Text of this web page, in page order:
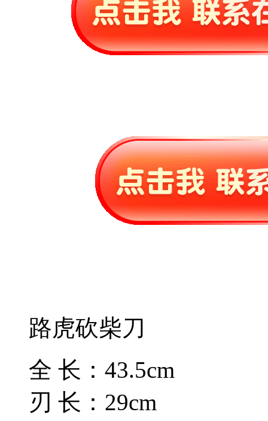
路虎砍柴刀
全 长：43.5cm
刃 长：29cm